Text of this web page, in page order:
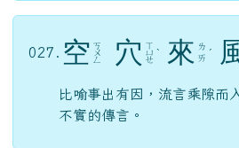
027. 空 ㄎ
ㄨ
ㄥ 穴 ㄒ
ㄩ
ㄝ
ˋ 來 ㄌ
ㄞ ˊ
比喻事出有因，流言乘隙而
不實的傳言。